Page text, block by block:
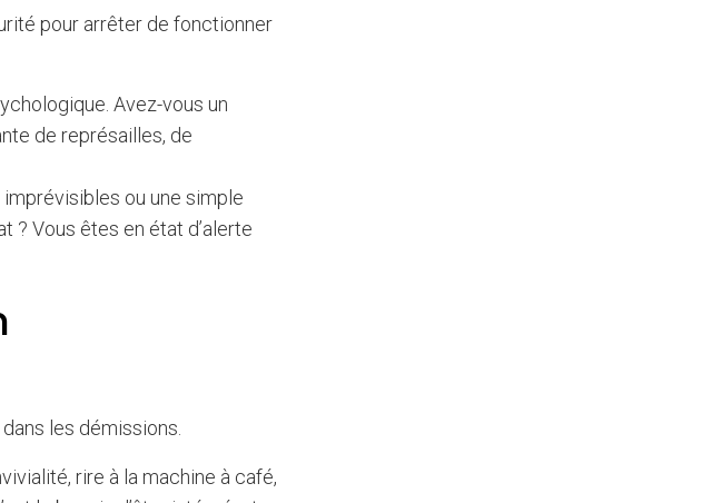
pour arrêter de fonctionner
Avez-vous un
de représailles, de
ou une simple
? Vous êtes en état d’alerte
les démissions.
rire à la machine à café,